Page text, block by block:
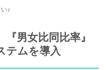
♪
男女比同比率』
テムを導入